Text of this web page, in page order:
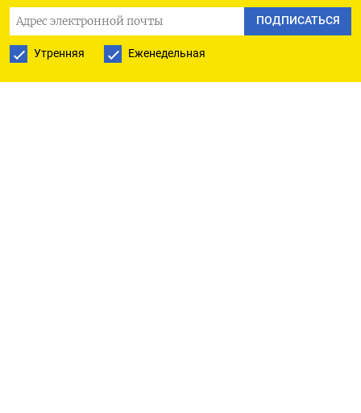
ПОДПИСАТЬСЯ
Утренняя Еженедельная
КТЖ с ⁠2011 года заявляет о планах ‌первичного
публичного размещения акций (IPO), ‌но
размещения так и не ​произошло.